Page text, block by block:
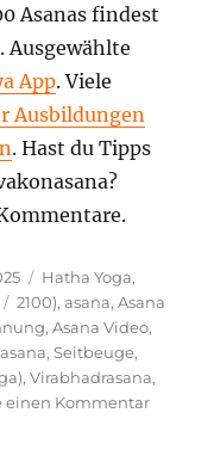
Asanas findest
. Ausgewählte
App. Viele
Ausbildungen
. Hast du Tipps
Kategorien
Hatha Yoga,
Schlagwörter
2100),asana,Asana
,Asana Video,
,Seitbeuge,
,Virabhadrasana,
einen Kommentarzu